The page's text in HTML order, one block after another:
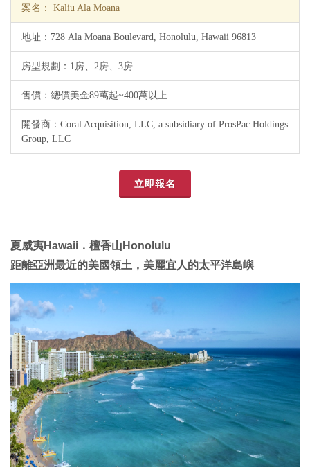
案名： Kaliu Ala Moana
地址： 728 Ala Moana Boulevard, Honolulu, Hawaii 96813
房型規劃： 1房、2房、3房
售價： 總價美金89萬起~400萬以上
開發商： Coral Acquisition, LLC, a subsidiary of ProsPac Holdings
Group, LLC
立即報名
夏威夷Hawaii．檀香山Honolulu
距離亞洲最近的美國領土，美麗宜人的太平洋島嶼